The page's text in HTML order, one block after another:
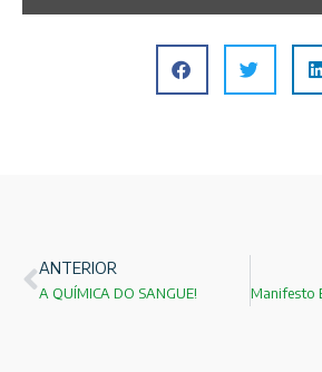
ANTERIOR
A QUÍMICA DO SANGUE!